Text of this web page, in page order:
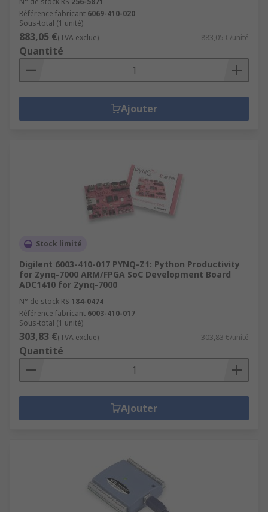
Référence fabricant 6069-410-020
Sous-total (1 unité)
883,05 €(TVA exclue) 883,05 €/unité
Quantité
Ajouter
Stock limité
Digilent 6003-410-017 PYNQ-Z1: Python Productivity
for Zynq-7000 ARM/FPGA SoC Development Board
ADC1410 for Zynq-7000
N° de stock RS 184-0474
Référence fabricant 6003-410-017
Sous-total (1 unité)
303,83 €(TVA exclue) 303,83 €/unité
Quantité
Ajouter